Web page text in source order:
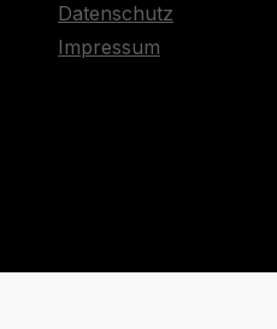
Datenschutz
Impressum